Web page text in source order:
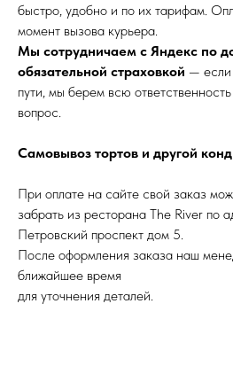
быстро, удобно и по их тарифам.
момент вызова курьера.
Мы сотрудничаем с Яндекс по
обязательной страховкой — если
пути, мы берем всю
вопрос.
Самовывоз тортов и другой
При оплате на сайте свой заказ
забрать из ресторана The River по
Петровский проспект дом 5.
После оформления заказа наш
ближайшее время
для уточнения деталей.